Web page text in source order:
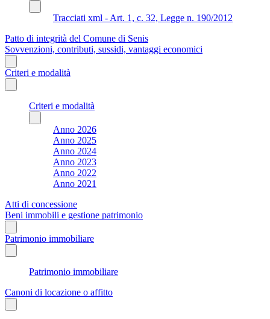
Tracciati xml - Art. 1, c. 32, Legge n. 190/2012
Patto di integrità del Comune di Senis
Sovvenzioni, contributi, sussidi, vantaggi economici
Criteri e modalità
Criteri e modalità
Anno 2026
Anno 2025
Anno 2024
Anno 2023
Anno 2022
Anno 2021
Atti di concessione
Beni immobili e gestione patrimonio
Patrimonio immobiliare
Patrimonio immobiliare
Canoni di locazione o affitto